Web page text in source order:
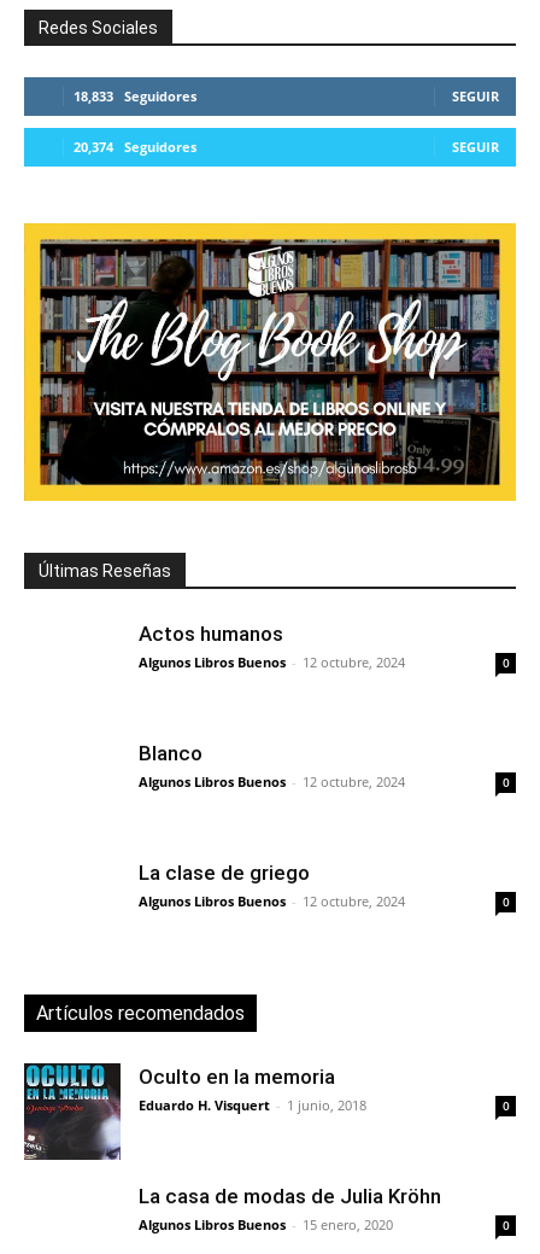
Redes Sociales
18,833 Seguidores SEGUIR
20,374 Seguidores SEGUIR
Últimas Reseñas
Actos humanos
Algunos Libros Buenos - 12 octubre, 2024 0
Blanco
Algunos Libros Buenos - 12 octubre, 2024 0
La clase de griego
Algunos Libros Buenos - 12 octubre, 2024 0
Artículos recomendados
Oculto en la memoria
Eduardo H. Visquert - 1 junio, 2018 0
La casa de modas de Julia Kröhn
Algunos Libros Buenos - 15 enero, 2020 0